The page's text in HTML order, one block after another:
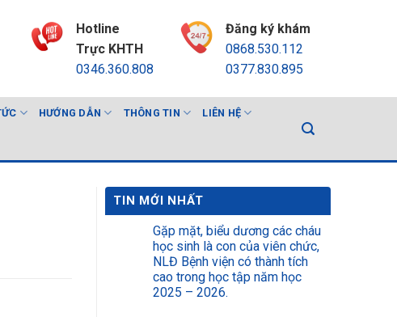
Hotline
Trực KHTH
0346.360.808
Đăng ký khám
0868.530.112
0377.830.895
HƯỚNG DẪN THÔNG TIN LIÊN HỆ
TIN MỚI NHẤT
Gặp mặt, biểu dương các cháu
học sinh là con của viên chức,
NLĐ Bệnh viện có thành tích
cao trong học tập năm học
2025 – 2026.